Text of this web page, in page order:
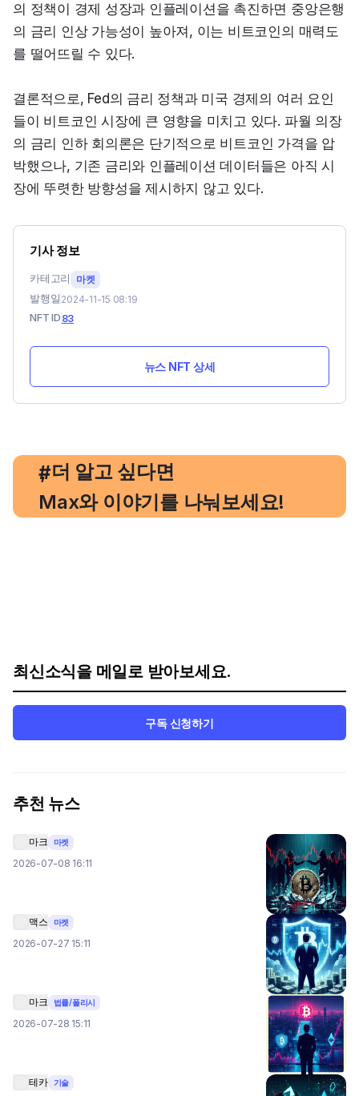
의 정책이 경제 성장과 인플레이션을 촉진하면 중앙은행
의 금리 인상 가능성이 높아져, 이는 비트코인의 매력도
를 떨어뜨릴 수 있다.
결론적으로, Fed의 금리 정책과 미국 경제의 여러 요인
들이 비트코인 시장에 큰 영향을 미치고 있다. 파월 의장
의 금리 인하 회의론은 단기적으로 비트코인 가격을 압
박했으나, 기존 금리와 인플레이션 데이터들은 아직 시
장에 뚜렷한 방향성을 제시하지 않고 있다.
기사 정보
카테고리 마켓
발행일 2024-11-15 08:19
NFT ID 83
뉴스 NFT 상세
#
, 더 알고 싶다면
Max와 이야기를 나눠보세요!
최신소식을 메일로 받아보세요.
구독 신청하기
추천 뉴스
마크 마켓
2026-07-08 16:11
맥스 마켓
2026-07-27 15:11
마크 법률/폴리시
2026-07-28 15:11
테카 기술